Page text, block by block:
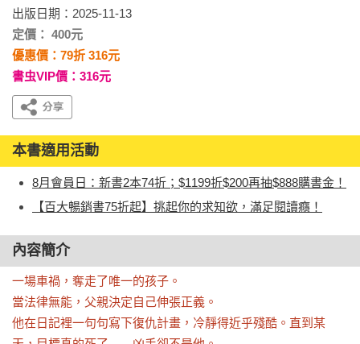
出版日期：2025-11-13
定價： 400元
優惠價：79折 316元
書虫VIP價：316元
本書適用活動
8月會員日：新書2本74折；$1199折$200再抽$888購書金！
【百大暢銷書75折起】挑起你的求知欲，滿足閱讀癮！
內容簡介
一場車禍，奪走了唯一的孩子。
當法律無能，父親決定自己伸張正義。
他在日記裡一句句寫下復仇計畫，冷靜得近乎殘酷。直到某